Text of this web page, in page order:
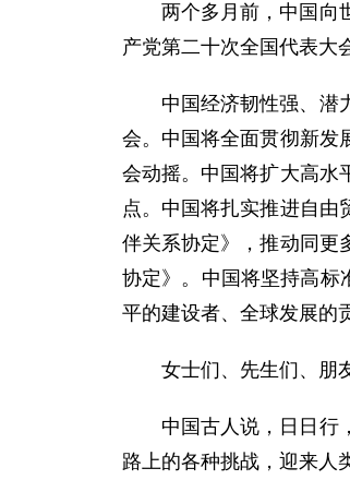
两个多月前，中国向
产党第二十次全国代表大
中国经济韧性强、潜
会。中国将全面贯彻新发
会动摇。中国将扩大高水
点。中国将扎实推进自由
伴关系协定》，推动同更
协定》。中国将坚持高标
平的建设者、全球发展的
女士们、先生们、朋
中国古人说，日日行
路上的各种挑战，迎来人